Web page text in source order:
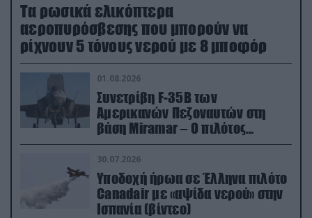
Τα ρωσικά ελικόπτερα
αεροπυρόσβεσης που μπορούν να
ρίχνουν 5 τόνους νερού με 8 μποφόρ
01.08.2026
Συνετρίβη F-35B των
Αμερικανών Πεζοναυτών στη
βάση Miramar – Ο πιλότος
εκτινάχθηκε εγκαίρως
30.07.2026
Υποδοχή ήρωα σε Έλληνα πιλότο
Canadair με «αψίδα νερού» στην
Ισπανία (βίντεο)